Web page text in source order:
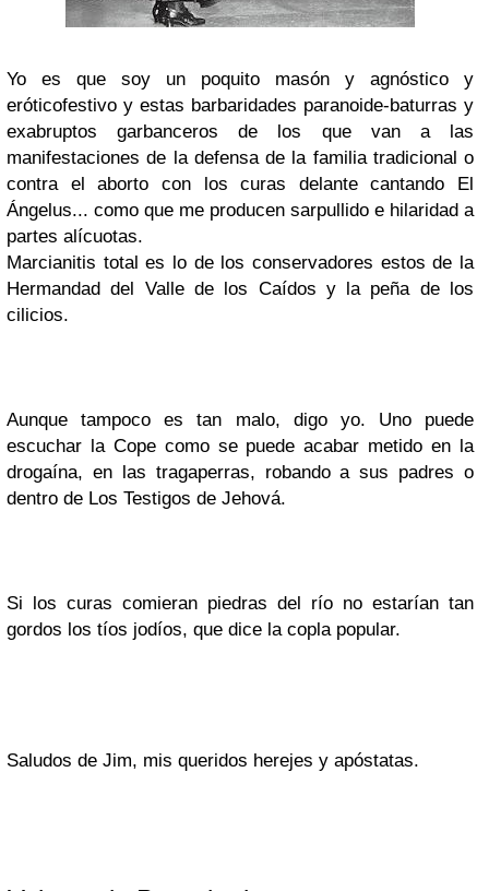
Yo es que soy un poquito masón y agnóstico y
eróticofestivo y estas barbaridades paranoide-baturras y
exabruptos garbanceros de los que van a las
manifestaciones de la defensa de la familia tradicional o
contra el aborto con los curas delante cantando El
Ángelus... como que me producen sarpullido e hilaridad a
partes alícuotas.
Marcianitis total es lo de los conservadores estos de la
Hermandad del Valle de los Caídos y la peña de los
cilicios.
Aunque tampoco es tan malo, digo yo. Uno puede
escuchar la Cope como se puede acabar metido en la
drogaína, en las tragaperras, robando a sus padres o
dentro de Los Testigos de Jehová.
Si los curas comieran piedras del río no estarían tan
gordos los tíos jodíos, que dice la copla popular.
Saludos de Jim, mis queridos herejes y apóstatas.